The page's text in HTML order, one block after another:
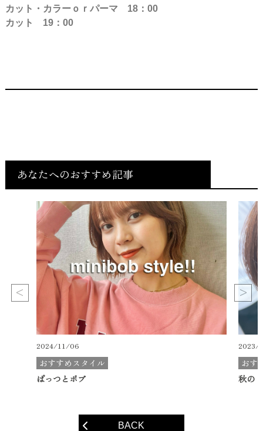
カット・カラーｏｒパーマ 18：00
カット 19：00
あなたへのおすすめ記事
2024/11/06
おすすめスタイル
ぱっつとボブ
2023/
おす
秋の
BACK